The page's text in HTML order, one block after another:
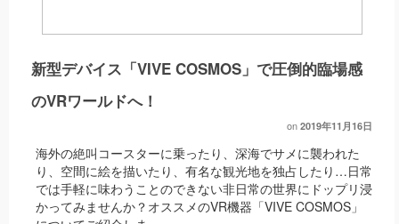
新型デバイス「VIVE COSMOS」で圧倒的臨場感
のVRワールドへ！
on 2019年11月16日
海外の絶叫コースターに乗ったり、深海でサメに襲われた
り、空間に絵を描いたり、有名な観光地を独占したり…日常
では手軽に味わうことのできない非日常の世界にドップリ浸
かってみませんか？オススメのVR機器「VIVE COSMOS」